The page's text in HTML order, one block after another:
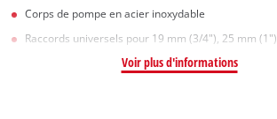
Corps de pompe en acier inoxydable
Raccords universels pour 19 mm (3/4"), 25 mm (1")
Voir plus d'informations